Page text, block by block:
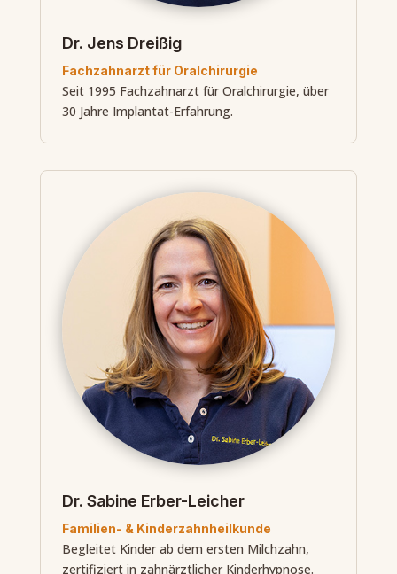
Dr. Jens Dreißig
Fachzahnarzt für Oralchirurgie
Seit 1995 Fachzahnarzt für Oralchirurgie, über
30 Jahre Implantat-Erfahrung.
Dr. Sabine Erber-Leicher
Familien- & Kinderzahnheilkunde
Begleitet Kinder ab dem ersten Milchzahn,
zertifiziert in zahnärztlicher Kinderhypnose.